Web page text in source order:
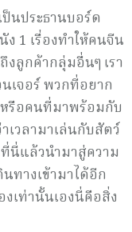
นประธานบอร์ด
1 เรื่องทำให้คนจีน
งลูกค้ากลุ่มอื่นๆ เรา
เจอร์ พวกที่อยาก
รือคนที่มาพร้อมกับ
เวลามาเล่นกับสัตว์
นี่แล้วนำมาสู่ความ
ทางเข้ามาได้อีก
งเท่านั้นเองนี่คือสิ่ง